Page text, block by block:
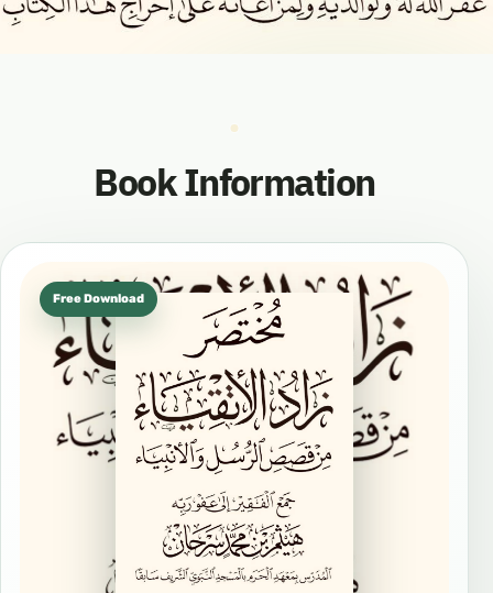
Book Information
Free Download